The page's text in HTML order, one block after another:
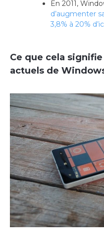
En 2011,
d’augmenter
3,8% à 20%
Ce que cela
actuels de